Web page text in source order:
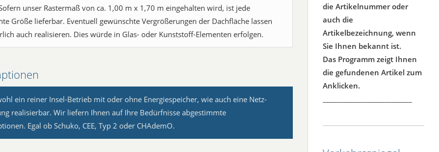
unser Rastermaß von ca. 1,00 m x 1,70 m eingehalten wird, ist jede
Größe lieferbar. Eventuell gewünschte Vergrößerungen der Dachfläche lassen
auch realisieren. Dies würde in Glas- oder Kunststoff-Elementen erfolgen.
ein reiner Insel-Betrieb mit oder ohne Energiespeicher, wie auch eine Netz-
realisierbar. Wir liefern Ihnen auf Ihre Bedürfnisse abgestimmte
Egal ob Schuko, CEE, Typ 2 oder CHAdemO.
die Artikelnummer oder
auch die
Artikelbezeichnung, wenn
Sie Ihnen bekannt ist.
Das Programm zeigt Ihnen
die gefundenen Artikel zum
Anklicken.